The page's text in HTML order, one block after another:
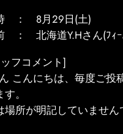
： 8月29日(土)
： 北海道Y.Hさん(ﾌｨｰ
フコメント]
こんにちは、毎度ご投
。
場所が明記していません